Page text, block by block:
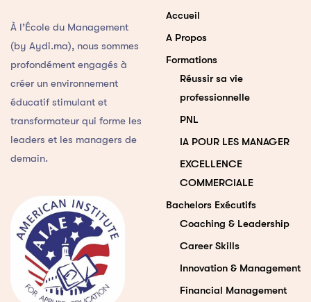
À l’École du Management
(by Aydi.ma), nous sommes
profondément engagés à
créer un environnement
éducatif stimulant et
transformateur qui forme les
leaders et les managers de
demain.
Accueil
A Propos
Formations
Réussir sa vie
professionnelle
PNL
IA POUR LES MANAGER
EXCELLENCE
COMMERCIALE
Bachelors Exécutifs
Coaching & Leadership
Career Skills
Innovation & Management
Financial Management